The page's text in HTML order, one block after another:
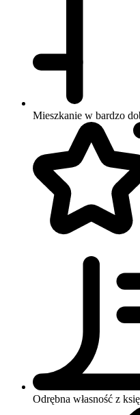
Mieszkanie w bardzo
Odrębna własność z